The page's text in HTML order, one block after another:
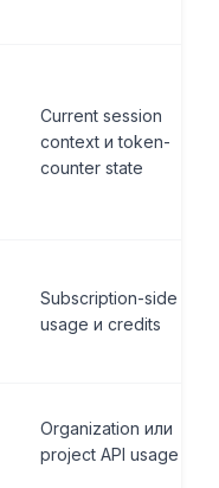
Current session
context и token-
counter state
Subscription-side
usage и credits
Organization или
project API usage